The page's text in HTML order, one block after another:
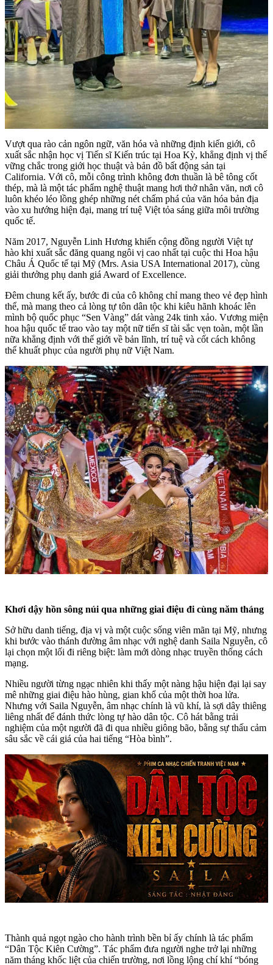
Vượt qua rào cản ngôn ngữ, văn hóa và những định kiến giới, cô
xuất sắc nhận học vị Tiến sĩ Kiến trúc tại Hoa Kỳ, khẳng định vị thế
vững chắc trong giới học thuật và bản đồ bất động sản tại
California. Với cô, mỗi công trình không đơn thuần là bê tông cốt
thép, mà là một tác phẩm nghệ thuật mang hơi thở nhân văn, nơi cô
luôn khéo léo lồng ghép những nét chấm phá của văn hóa bản địa
vào xu hướng hiện đại, mang trí tuệ Việt tỏa sáng giữa môi trường
quốc tế.
​Năm 2017, Nguyễn Linh Hương khiến cộng đồng người Việt tự
hào khi xuất sắc đăng quang ngôi vị cao nhất tại cuộc thi Hoa hậu
Châu Á Quốc tế tại Mỹ (Mrs. Asia USA International 2017), cùng
giải thưởng phụ danh giá Award of Excellence.
​Đêm chung kết ấy, bước đi của cô không chỉ mang theo vẻ đẹp hình
thể, mà mang theo cả lòng tự tôn dân tộc khi kiêu hãnh khoác lên
mình bộ quốc phục “Sen Vàng” dát vàng 24k tinh xảo. Vương miện
hoa hậu quốc tế trao vào tay một nữ tiến sĩ tài sắc vẹn toàn, một lần
nữa khẳng định với thế giới về bản lĩnh, trí tuệ và cốt cách không
thể khuất phục của người phụ nữ Việt Nam.
Khơi dậy hồn sông núi qua những giai điệu đi cùng năm tháng
Sở hữu danh tiếng, địa vị và một cuộc sống viên mãn tại Mỹ, nhưng
khi bước vào thánh đường âm nhạc với nghệ danh Saila Nguyễn, cô
lại chọn một lối đi riêng biệt: làm mới dòng nhạc truyền thống cách
mạng.
Nhiều người từng ngạc nhiên khi thấy một nàng hậu hiện đại lại say
mê những giai điệu hào hùng, gian khổ của một thời hoa lửa.
Nhưng với Saila Nguyễn, âm nhạc chính là vũ khí, là sợi dây thiêng
liêng nhất để đánh thức lòng tự hào dân tộc. Cô hát bằng trải
nghiệm của một người đã đi qua nhiều giông bão, bằng sự thấu cảm
sâu sắc về cái giá của hai tiếng “Hòa bình”.
Thành quả ngọt ngào cho hành trình bền bỉ ấy chính là tác phẩm
“Dân Tộc Kiên Cường”. Tác phẩm đưa người nghe trở lại những
năm tháng khốc liệt của chiến trường, nơi lồng lộng chí khí “bóng